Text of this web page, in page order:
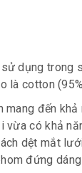
dụng trong
là cotton
mang đến
vừa có khả
dệt mắt
đứng